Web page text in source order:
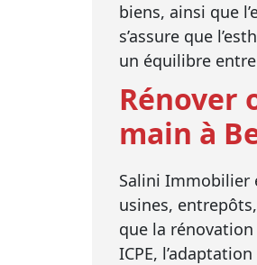
biens, ainsi que
s’assure que
un équilibre
Rénover
main à
Salini Immobilier
usines,
que la
ICPE,